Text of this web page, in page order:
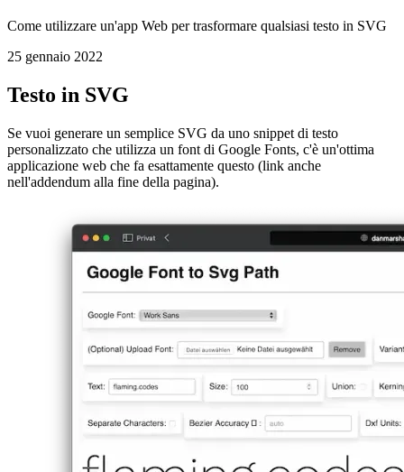
Genera SVG da Google Fonts
25 gennaio 2022
Testo in SVG
Se vuoi generare un semplice SVG da uno snippet di testo
nell'addendum alla fine della pagina).
Image d5774c2fba1f
L'app si chiama "google-font-to-svg-path" e fornisce una semplice
interfaccia per digitare il testo, definire una dimensione del carattere
e una famiglia di caratteri, tra alcune altre opzioni. Quando sei
pronto, puoi semplicemente convertire il testo in un SVG valido.
afrikaans
afrikaans